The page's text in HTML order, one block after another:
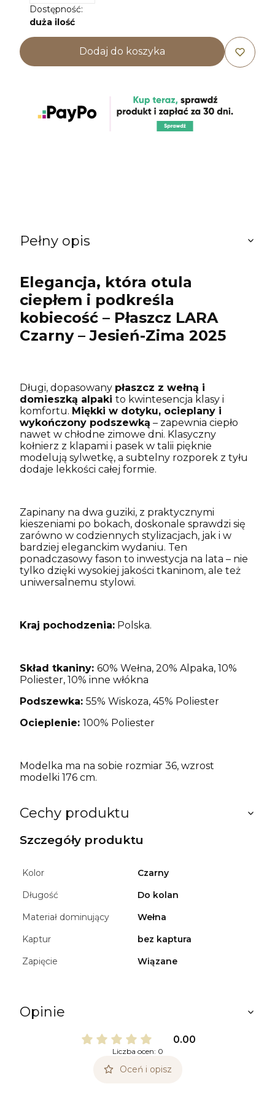
Dostępność:
duża ilość
Dodaj do koszyka
Pełny opis
Elegancja, która otula
ciepłem i podkreśla
kobiecość – Płaszcz LARA
Czarny – Jesień-Zima 2025
Długi, dopasowany płaszcz z wełną i
domieszką alpaki to kwintesencja klasy i
komfortu. Miękki w dotyku, ocieplany i
wykończony podszewką – zapewnia ciepło
nawet w chłodne zimowe dni. Klasyczny
kołnierz z klapami i pasek w talii pięknie
modelują sylwetkę, a subtelny rozporek z tyłu
dodaje lekkości całej formie.
Zapinany na dwa guziki, z praktycznymi
kieszeniami po bokach, doskonale sprawdzi się
zarówno w codziennych stylizacjach, jak i w
bardziej eleganckim wydaniu. Ten
ponadczasowy fason to inwestycja na lata – nie
tylko dzięki wysokiej jakości tkaninom, ale też
uniwersalnemu stylowi.
Kraj pochodzenia: Polska.
Skład tkaniny: 60% Wełna, 20% Alpaka, 10%
Poliester, 10% inne włókna
Podszewka: 55% Wiskoza, 45% Poliester
Ocieplenie: 100% Poliester
Modelka ma na sobie rozmiar 36, wzrost
modelki 176 cm.
Cechy produktu
Szczegóły produktu
Kolor
Czarny
Długość
Do kolan
Materiał dominujący
Wełna
Kaptur
bez kaptura
Zapięcie
Wiązane
Opinie
0.00
Liczba ocen: 0
Oceń i opisz